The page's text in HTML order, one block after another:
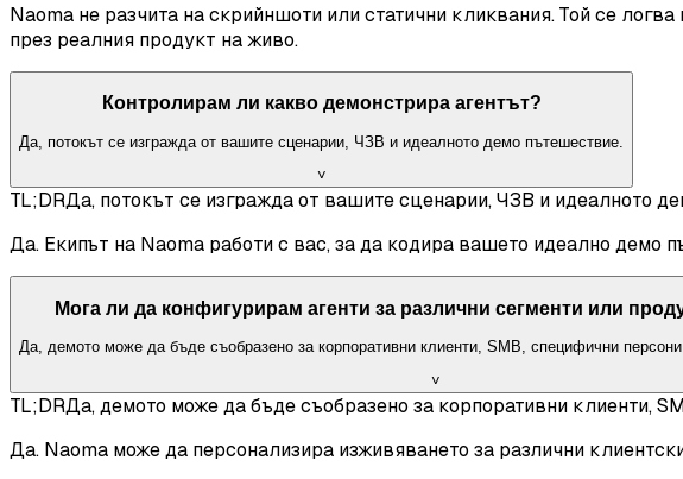
Naoma не разчита на скрийншоти или статични кликвания. Той се
през реалния продукт на живо.
Контролирам ли какво демонстрира агентът?
Да, потокът се изгражда от вашите сценарии, ЧЗВ и идеалното демо пътешествие.
˅
TL;DRДа, потокът се изгражда от вашите сценарии, ЧЗВ и идеалното
Да. Екипът на Naoma работи с вас, за да кодира вашето идеално демо
Мога ли да конфигурирам агенти за различни сегменти или
Да, демото може да бъде съобразено за корпоративни клиенти, SMB, специфични
˅
TL;DRДа, демото може да бъде съобразено за корпоративни клиенти,
Да. Naoma може да персонализира изживяването за различни